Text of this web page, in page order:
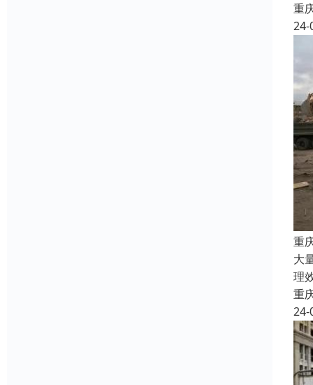
重
24-
重
大
理
重
24-